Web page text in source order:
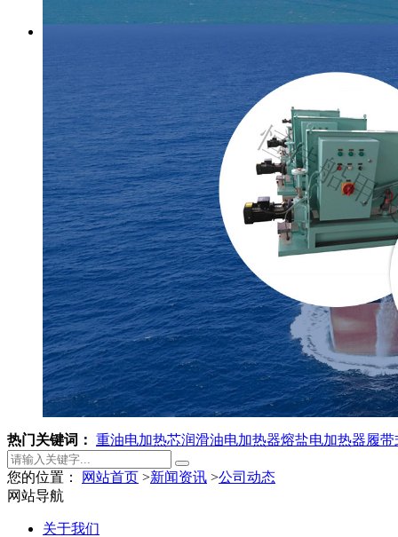
热门关键词： 重油电加热芯润滑油电加热器熔盐电加热器履
您的位置： 网站首页 >新闻资讯 >公司动态
网站导航
关于我们